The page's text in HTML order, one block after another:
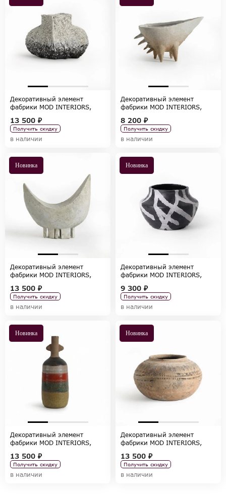
Декоративный элемент
фабрики MOD INTERIORS,
13 500 ₽
Получить скидку
в наличии
Декоративный элемент
фабрики MOD INTERIORS,
8 200 ₽
Получить скидку
в наличии
Новинка
Декоративный элемент
фабрики MOD INTERIORS,
13 500 ₽
Получить скидку
в наличии
Новинка
Декоративный элемент
фабрики MOD INTERIORS,
9 300 ₽
Получить скидку
в наличии
Новинка
Декоративный элемент
фабрики MOD INTERIORS,
13 500 ₽
Получить скидку
в наличии
Новинка
Декоративный элемент
фабрики MOD INTERIORS,
13 500 ₽
Получить скидку
в наличии